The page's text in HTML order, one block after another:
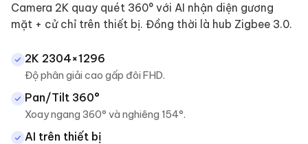
Camera 2K quay quét 360° với AI nhận diện gương
mặt + cử chỉ trên thiết bị. Đồng thời là hub Zigbee 3.0.
2K 2304×1296
Độ phân giải cao gấp đôi FHD.
Pan/Tilt 360°
Xoay ngang 360° và nghiêng 154°.
AI trên thiết bị